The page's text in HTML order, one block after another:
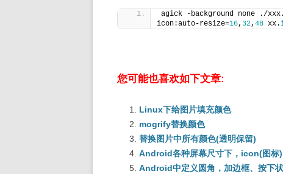
agick -background none ./xxx.
icon:auto-resize=16, 32, 48 xx.
您可能也喜欢如下文章:
Linux下给图片填充颜色
mogrify替换颜色
替换图片中所有颜色(透明保留)
Android各种屏幕尺寸下，icon(图标
Android中定义圆角，加边框、按下